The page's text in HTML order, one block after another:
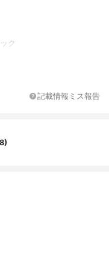
ク
フ、お湯でオフ可
記載情報ミス報告